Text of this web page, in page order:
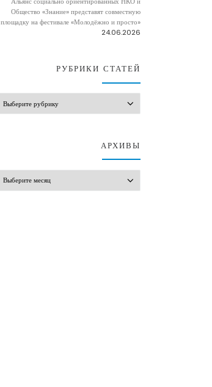
Общество «Знание» представят совместную
площадку на фестивале «Молодёжно и просто»
24.06.2026
РУБРИКИ СТАТЕЙ
АРХИВЫ